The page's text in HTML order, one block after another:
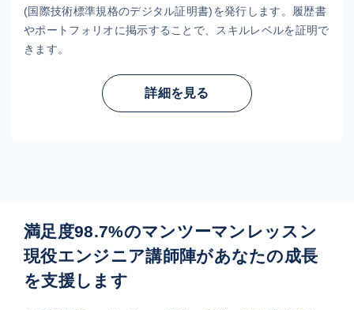
(国際技術標準規格のデジタル証明書)を発行します。履歴書
やポートフォリオに掲示することで、スキルレベルを証明で
きます。
詳細を見る
満足度98.7%のマンツーマンレッスン
現役エンジニア講師陣があなたの成長
を支援します